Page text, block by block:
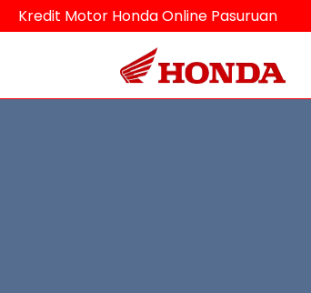
Kredit Motor Honda Online Pasuruan